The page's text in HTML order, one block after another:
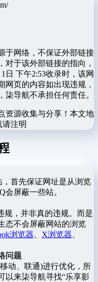
于网络，不保证外部链接
对于该外部链接的指向，
日 下午2:53收录时，该网
网页的内容如出现违规，
导航不承担任何责任。
资源收集与分享！ 本文地
请注明
，首先保证网址是从浏览
会屏蔽一些站。
规，并非真的违规。而是
态不会屏蔽网站的浏览
浏览器 X浏览器
问题
动、联通)进行优化，所
以来柒导航寻找“乐享影